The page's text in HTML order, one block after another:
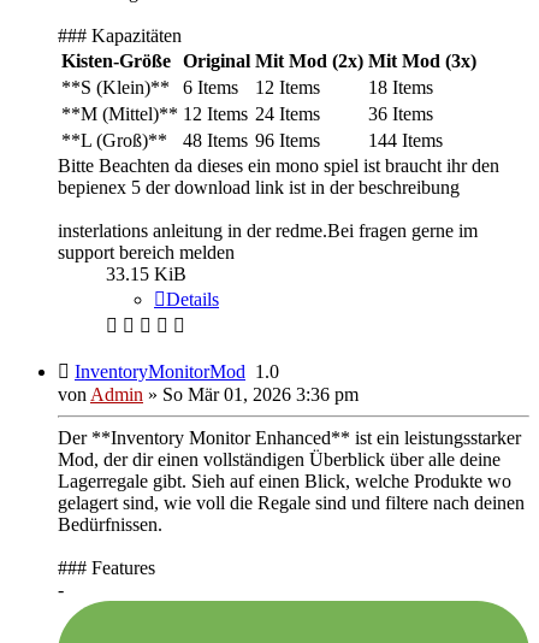
### Kapazitäten
Kisten-Größe Original Mit Mod (2x) Mit Mod (3x)
**S (Klein)**
6 Items 12 Items
18 Items
**M (Mittel)** 12 Items 24 Items
36 Items
**L (Groß)**
48 Items 96 Items
144 Items
Bitte Beachten da dieses ein mono spiel ist braucht ihr den
bepienex 5 der download link ist in der beschreibung
insterlations anleitung in der redme.Bei fragen gerne im
support bereich melden
33.15 KiB
Details
InventoryMonitorMod 1.0
von Admin » So Mär 01, 2026 3:36 pm
Der **Inventory Monitor Enhanced** ist ein leistungsstarker
Mod, der dir einen vollständigen Überblick über alle deine
Lagerregale gibt. Sieh auf einen Blick, welche Produkte wo
gelagert sind, wie voll die Regale sind und filtere nach deinen
Bedürfnissen.
### Features
-